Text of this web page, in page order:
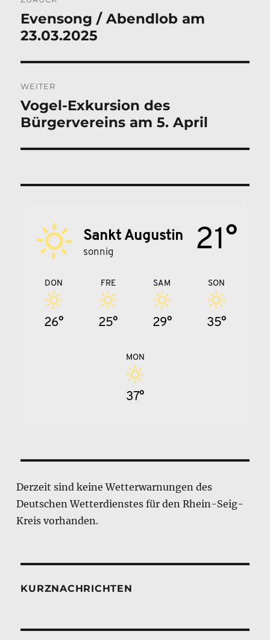
Vorheriger
Beitrag:
Evensong / Abendlob am
23.03.2025
WEITER
Nächster
Beitrag:
Vogel-Exkursion des
Bürgervereins am 5. April
Sankt Augustin
sonnig 21°
DON
26°
FRE
25°
SAM
29°
SON
35°
MON
37°
Derzeit sind keine Wetterwarnungen des
Deutschen Wetterdienstes für den Rhein-Seig-
Kreis vorhanden.
KURZNACHRICHTEN